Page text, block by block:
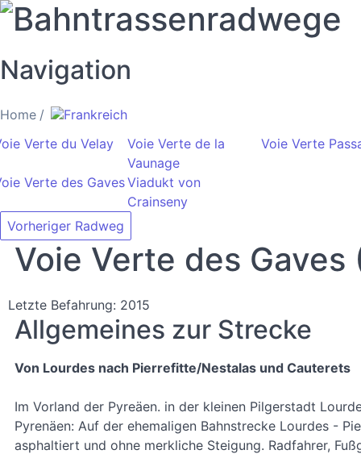
Bahntrassenradwege
Navigation
Home
Frankreich
Verte du Velay
Voie Verte de la
Vaunage
Voie Verte
Verte des GavesViadukt von
Crainseny
Vorheriger Radweg
Voie Verte des Gaves
Letzte Befahrung: 2015
Allgemeines zur Strecke
Von Lourdes nach Pierrefitte/Nestalas und Cauterets
Im Vorland der Pyreäen. in der kleinen Pilgerstadt
Pyrenäen: Auf der ehemaligen Bahnstrecke Lourdes -
asphaltiert und ohne merkliche Steigung. Radfahrer,